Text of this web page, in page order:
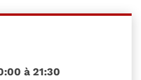
à 21:30